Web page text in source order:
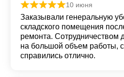
Оценка
10 июня
Заказывали генеральную
складского помещения
ремонта. Сотрудничеством
на большой объем работы,
справились отлично.